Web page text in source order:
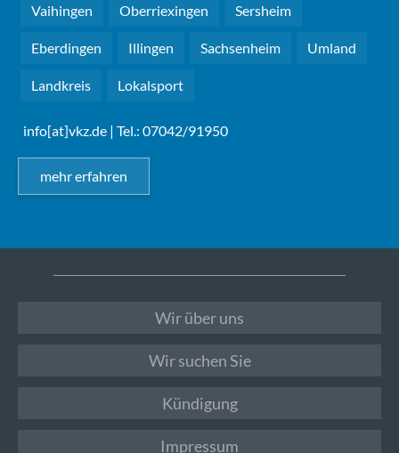
Vaihingen Oberriexingen Sersheim
Eberdingen Illingen Sachsenheim Umland
Landkreis Lokalsport
info[at]vkz.de | Tel.: 07042/91950
mehr erfahren
Wir über uns
Wir suchen Sie
Kündigung
Impressum